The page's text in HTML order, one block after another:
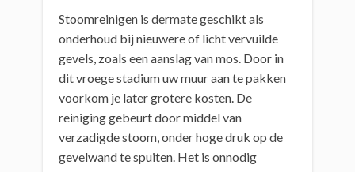
Stoomreinigen is dermate geschikt als
onderhoud bij nieuwere of licht vervuilde
gevels, zoals een aanslag van mos. Door in
dit vroege stadium uw muur aan te pakken
voorkom je later grotere kosten. De
reiniging gebeurt door middel van
verzadigde stoom, onder hoge druk op de
gevelwand te spuiten. Het is onnodig